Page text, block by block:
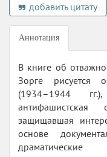
добавить цитату
Аннотация
В книге об
Зорге рисуется
(1934–1944
антифашистская
защищавшая
основе
драматические